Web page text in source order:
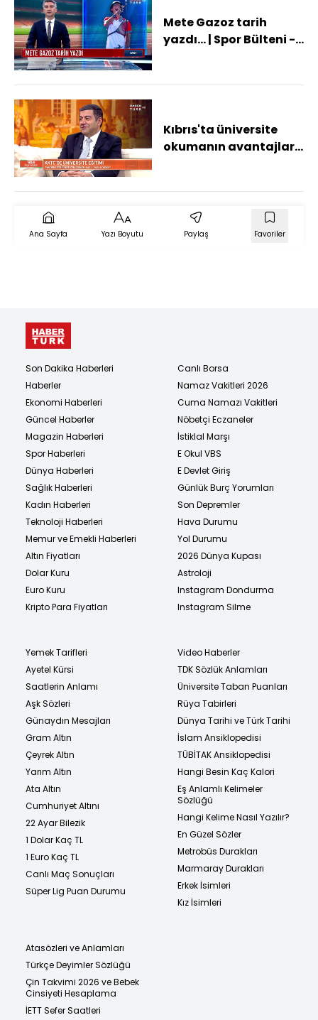
Mete Gazoz tarih
yazdı... | Spor Bülteni -
Kıbrıs'ta üniversite
okumanın avantajları
Temmuz 2021
Ana Sayfa Yazı Boyutu Paylaş Favoriler
Son Dakika Haberleri
Haberler
Ekonomi Haberleri
Güncel Haberler
Magazin Haberleri
Spor Haberleri
Dünya Haberleri
Sağlık Haberleri
Kadın Haberleri
Teknoloji Haberleri
Memur ve Emekli Haberleri
Altın Fiyatları
Dolar Kuru
Euro Kuru
Kripto Para Fiyatları
Canlı Borsa
Namaz Vakitleri 2026
Cuma Namazı Vakitleri
Nöbetçi Eczaneler
İstiklal Marşı
E Okul VBS
E Devlet Giriş
Günlük Burç Yorumları
Son Depremler
Hava Durumu
Yol Durumu
2026 Dünya Kupası
Astroloji
Instagram Dondurma
Instagram Silme
Yemek Tarifleri
Ayetel Kürsi
Saatlerin Anlamı
Aşk Sözleri
Günaydın Mesajları
Gram Altın
Çeyrek Altın
Yarım Altın
Ata Altın
Cumhuriyet Altını
22 Ayar Bilezik
1 Dolar Kaç TL
1 Euro Kaç TL
Canlı Maç Sonuçları
Süper Lig Puan Durumu
Video Haberler
TDK Sözlük Anlamları
Üniversite Taban Puanları
Rüya Tabirleri
Dünya Tarihi ve Türk Tarihi
İslam Ansiklopedisi
TÜBİTAK Ansiklopedisi
Hangi Besin Kaç Kalori
Eş Anlamlı Kelimeler
Sözlüğü
Hangi Kelime Nasıl Yazılır?
En Güzel Sözler
Metrobüs Durakları
Marmaray Durakları
Erkek İsimleri
Kız İsimleri
Atasözleri ve Anlamları
Türkçe Deyimler Sözlüğü
Çin Takvimi 2026 ve Bebek
Cinsiyeti Hesaplama
İETT Sefer Saatleri